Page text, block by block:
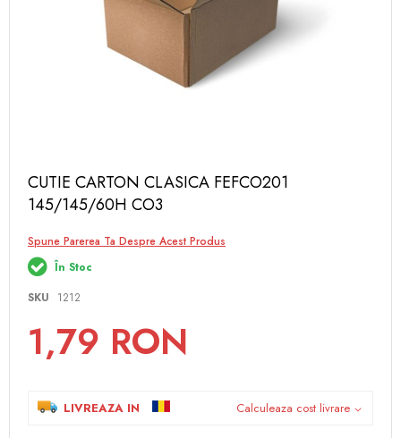
Skip
to
the
of
the
images
CUTIE CARTON CLASICA FEFCO201
145/145/60H CO3
Spune Parerea Ta Despre Acest Produs
În Stoc
SKU
1212
1,79 RON
LIVREAZA IN Calculeaza cost livrare